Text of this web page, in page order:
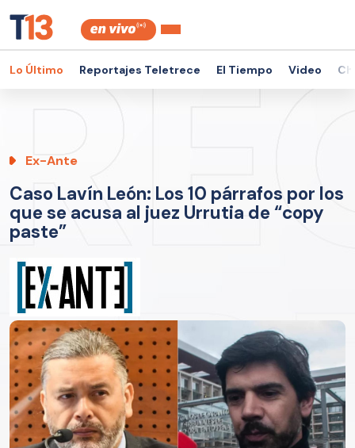
Lo Último Reportajes Teletrece El Tiempo Video
Ex-Ante
Caso Lavín León: Los 10 párrafos por los
que se acusa al juez Urrutia de “copy
paste”